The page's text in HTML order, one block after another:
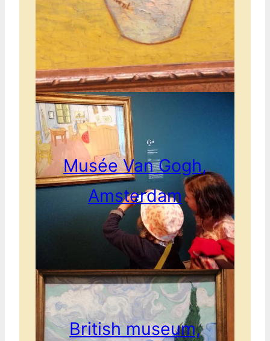
Musée Van Gogh,
Amsterdam
British museum,